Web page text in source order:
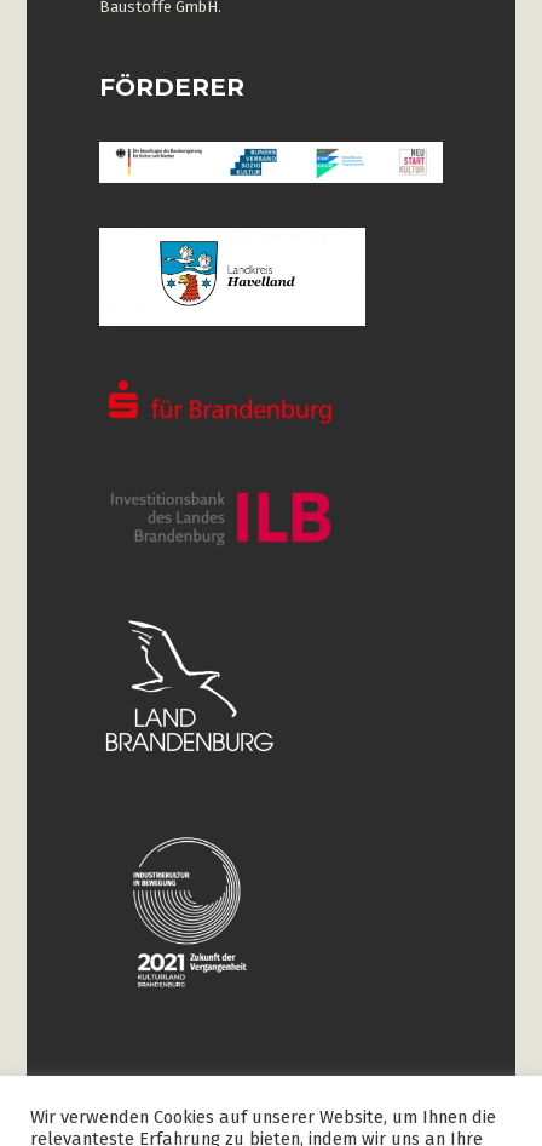
Baustoffe GmbH.
FÖRDERER
Wir verwenden Cookies auf unserer Website, um Ihnen die
relevanteste Erfahrung zu bieten, indem wir uns an Ihre